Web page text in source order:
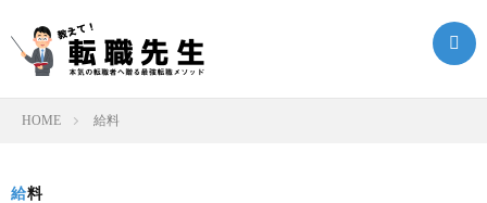
HOME 給料
給料